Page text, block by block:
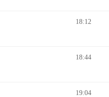
18:12
18:44
19:04